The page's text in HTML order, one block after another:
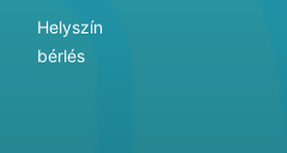
Helyszín
bérlés